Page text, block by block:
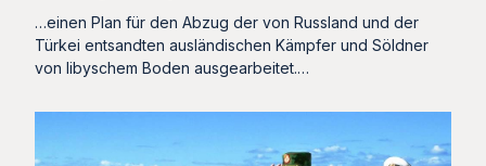
…einen Plan für den Abzug der von Russland und der
Türkei entsandten ausländischen Kämpfer und Söldner
von libyschem Boden ausgearbeitet.…